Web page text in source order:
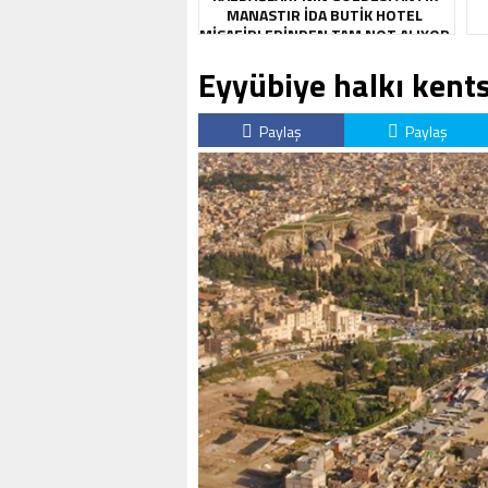
MANASTIR İDA BUTIK HOTEL
MISAFIRLERINDEN TAM NOT ALIYOR
Eyyübiye halkı
Paylaş Paylaş